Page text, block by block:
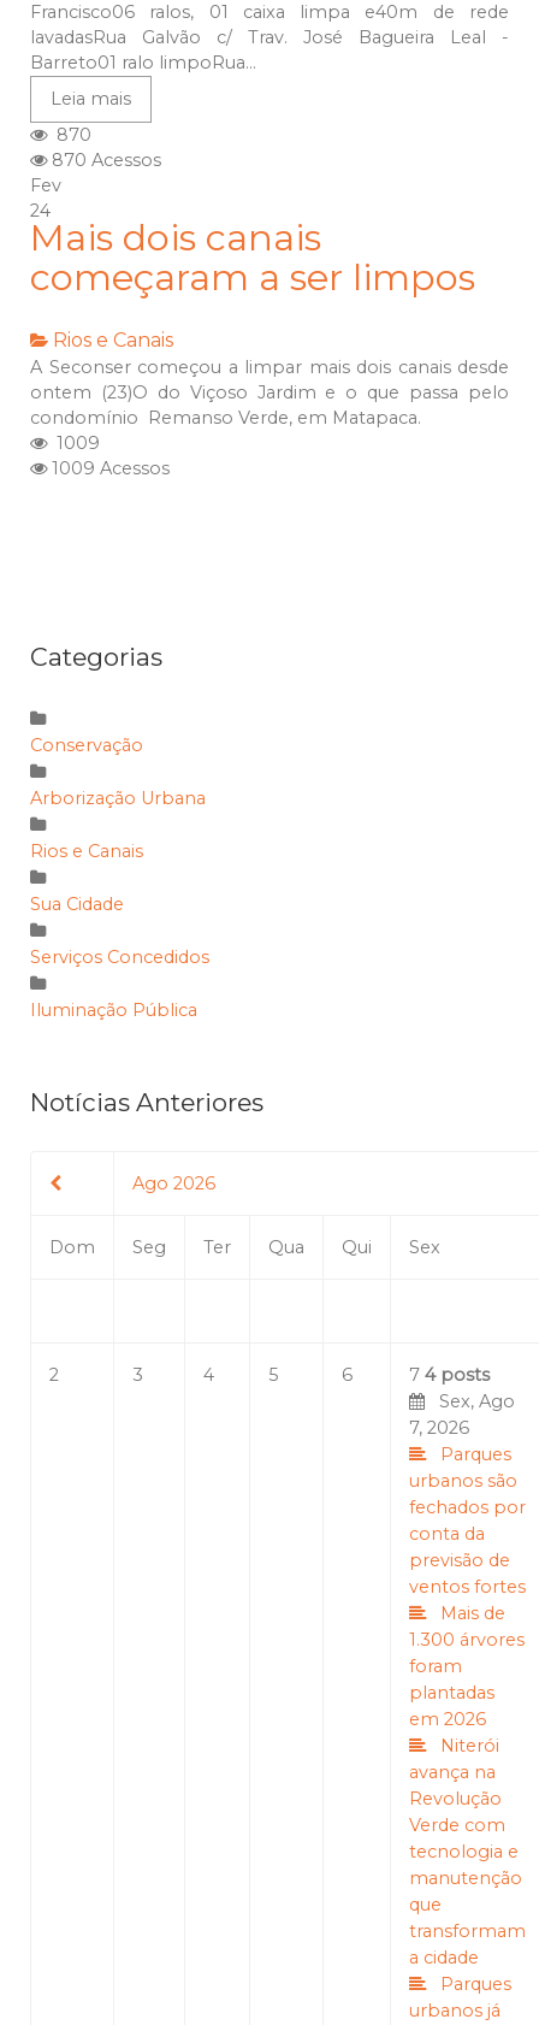
Francisco06 ralos, 01 caixa limpa e40m de rede
lavadasRua Galvão c/ Trav. José Bagueira Leal -
Barreto01 ralo limpoRua...
Leia mais
870
870 Acessos
Fev
24
Mais dois canais
começaram a ser limpos
Rios e Canais
A Seconser começou a limpar mais dois canais desde
ontem (23)O do Viçoso Jardim e o que passa pelo
condomínio Remanso Verde, em Matapaca.
1009
1009 Acessos
Categorias
Conservação
Arborização Urbana
Rios e Canais
Sua Cidade
Serviços Concedidos
Iluminação Pública
Notícias Anteriores
Ago 2026
Dom Seg Ter Qua Qui Sex
2 3 4 5 6 7 4 posts
Sex, Ago
7, 2026
Parques
urbanos são
fechados por
conta da
previsão de
ventos fortes
Mais de
1.300 árvores
foram
plantadas
em 2026
Niterói
avança na
Revolução
Verde com
tecnologia e
manutenção
que
transformam
a cidade
Parques
urbanos já